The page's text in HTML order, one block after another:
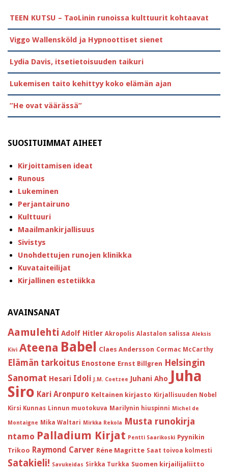
TEEN KUTSU – TaoLinin runoissa kulttuurit kohtaavat
Viggo Wallensköld ja Hypnoottiset sienet
Lydia Davis, itsetietoisuuden taikuri
Lukemisen taito kehittyy koko elämän ajan
”He ovat väärässä”
SUOSITUIMMAT AIHEET
Kirjoittamisen ideat
Runous
Lukeminen
Perjantairuno
Kulttuuri
Maailmankirjallisuus
Sivistys
Unohdettujen runojen klinikka
Kuvataiteilijat
Kirjallinen estetiikka
AVAINSANAT
Aamulehti Adolf Hitler Akropolis Alastalon salissa Aleksis
Kivi Ateena Babel Claes Andersson Cormac McCarthy
Elämän tarkoitus Enostone Ernst Billgren Helsingin
Sanomat Hesari Idoli J.M. Coetzee Juhani Aho Juha
Siro Kari Aronpuro Keltainen kirjasto Kirjallisuuden Nobel
Kirsi Kunnas Linnun muotokuva Marilynin hiuspinni Michel de
Montaigne Mika Waltari Mirkka Rekola Musta runokirja
ntamo Palladium Kirjat Pentti Saarikoski Pyynikin
Trikoo Raymond Carver Réne Magritte Saat toivoa kolmesti
Satakieli! Savukeidas Sirkka Turkka Suomen kirjailijaliitto